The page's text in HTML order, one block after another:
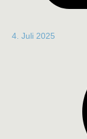
4. Juli 2025